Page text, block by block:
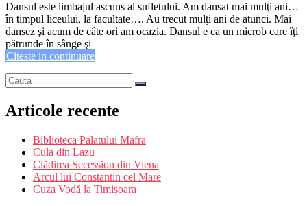
Dansul este limbajul ascuns al sufletului. Am dansat mai mulţi ani…
în timpul liceului, la facultate…. Au trecut mulţi ani de atunci. Mai
dansez şi acum de câte ori am ocazia. Dansul e ca un microb care îţi
pătrunde în sânge şi
Citeste in continuare
Articole recente
Biblioteca Palatului Mafra
Cula din Lazu
Clădirea Secession din Viena
Arcul lui Constantin cel Mare
Cuza Vodă la Timișoara